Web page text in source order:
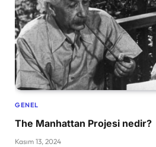
GENEL
The Manhattan Projesi nedir?
Kasım 13, 2024